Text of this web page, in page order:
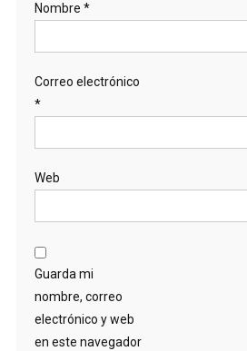
Nombre *
Correo electrónico
*
Web
Guarda mi
nombre, correo
electrónico y web
en este navegador